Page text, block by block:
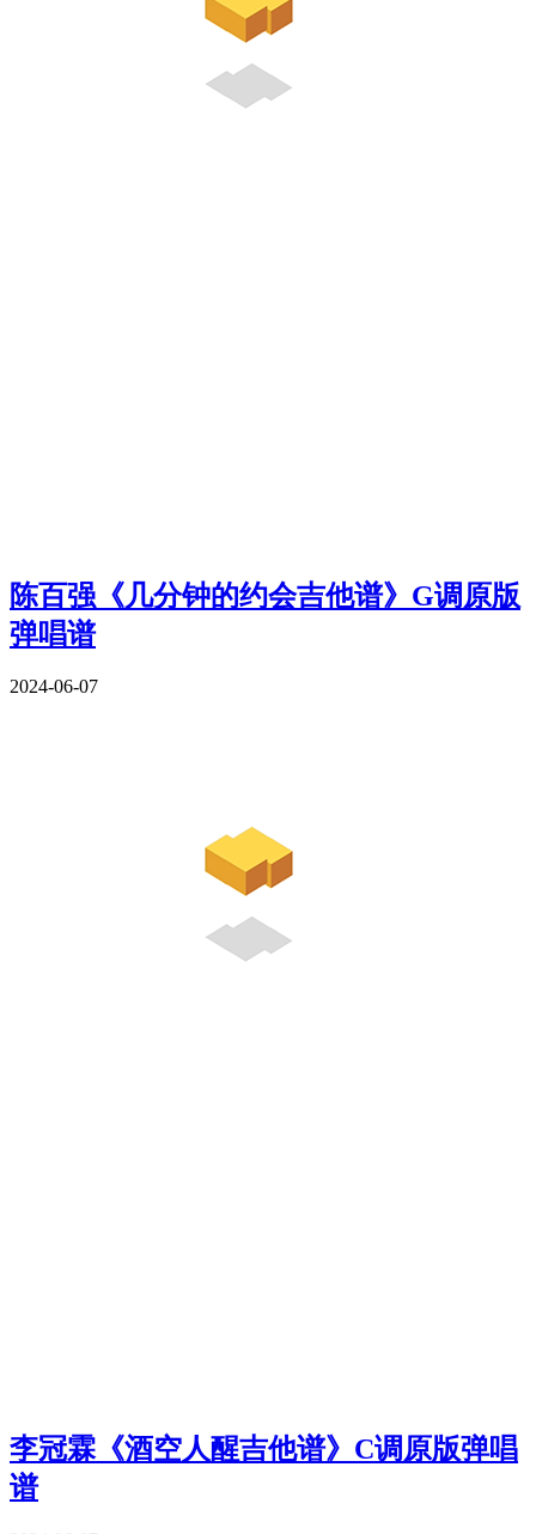
陈百强《几分钟的约会吉他谱》G调原版
弹唱谱
2024-06-07
李冠霖《酒空人醒吉他谱》C调原版弹唱
谱